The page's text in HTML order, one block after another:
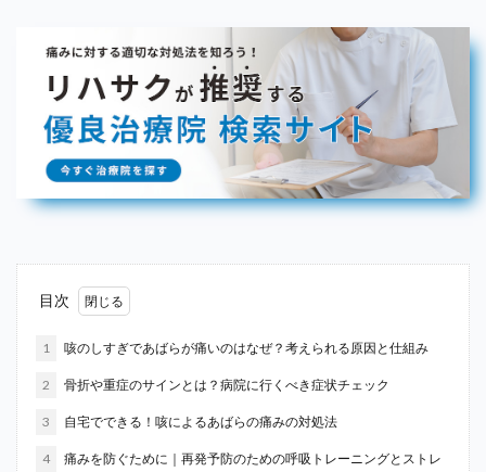
目次
1 咳のしすぎであばらが痛いのはなぜ？考えられる原因と仕組み
2 骨折や重症のサインとは？病院に行くべき症状チェック
3 自宅でできる！咳によるあばらの痛みの対処法
4
痛みを防ぐために｜再発予防のための呼吸トレーニングとストレ